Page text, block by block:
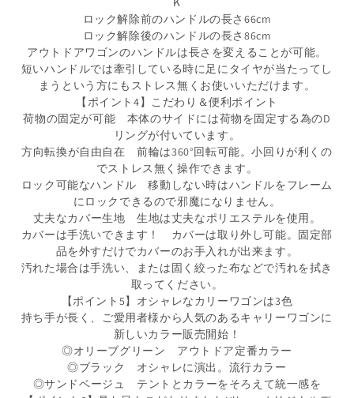
ロック解除前のハンドルの長さ66cm
ロック解除後のハンドルの長さ86cm
アウトドアワゴンのハンドルは長さを変えることが可能。
短いハンドルでは牽引している時に足にタイヤが当たってし
まうという方にもストレス無くお使いいただけます。
【ポイント4】こだわり＆便利ポイント
荷物の固定が可能 本体のサイドには荷物を固定する為のD
リングが付いています。
方向転換が自由自在 前輪は360°回転可能。小回りが利くの
でストレス無く操作できます。
ロック可能なハンドル 移動しない時はハンドルをフレーム
にロックできるので邪魔になりません。
丈夫なカバー生地 生地は丈夫なポリエステルを使用。
カバーは手洗いできます！ カバーは取り外し可能。固定部
品を外すだけでカバーのお手入れが出来ます。
汚れた場合は手洗い、または固く絞った布などで汚れを拭き
取ってください。
【ポイント5】オシャレなカリーワゴンは3色
持ち手が長く、ご愛用者様から人気のあるキャリーワゴンに
新しいカラー販売開始！
◎オリーブグリーン アウトドア定番カラー
◎ブラック オシャレに演出。流行カラー
◎サンドベージュ テントとカラーをそろえて統一感を